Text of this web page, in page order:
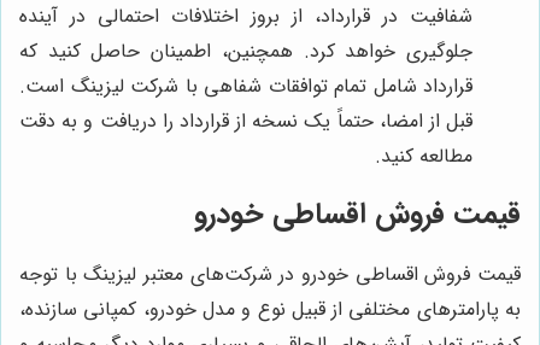
شفافیت در قرارداد، از بروز اختلافات احتمالی در آینده
جلوگیری خواهد کرد. همچنین، اطمینان حاصل کنید که
قرارداد شامل تمام توافقات شفاهی با شرکت لیزینگ است.
قبل از امضا، حتماً یک نسخه از قرارداد را دریافت و به دقت
مطالعه کنید.
قیمت فروش اقساطی خودرو
قیمت فروش اقساطی خودرو در شرکت‌های معتبر لیزینگ با توجه
به پارامترهای مختلفی از قبیل نوع و مدل خودرو، کمپانی سازنده،